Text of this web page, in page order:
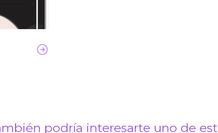
podría interesarte uno de